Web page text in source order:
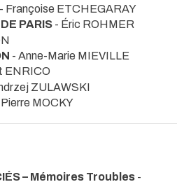
- Françoise ETCHEGARAY
PARIS - Éric ROHMER
- Anne-Marie MIEVILLE
ENRICO
ZULAWSKI
MOCKY
– Mémoires Troubles -